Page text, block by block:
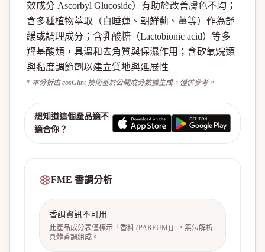
效成分 Ascorbyl Glucoside）有助於改善膚色不均；
含多種植物萃取（白睡蓮、朝鮮薊、薑等）作為舒
緩或調理成分；含乳酸糖（Lactobionic acid）等多
羥基酸類，具溫和去角質與保濕作用；含矽氧烷類
與黏度調節劑以建立質地與延展性
* 本分析由 cosGlint 技術基於公開成分數據生成，僅供參考。
想知道這個產品適不
適合你？
FME 香調分析
香調資訊不可用
此產品成分表僅標示「香料 (PARFUM)」，無法解析
具體香調組成。